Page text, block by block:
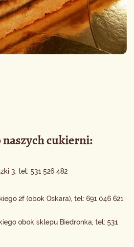
cukierni:
3, tel: 531 526 482
2f (obok Oskara), tel: 691 046 621
obok sklepu Biedronka, tel: 531